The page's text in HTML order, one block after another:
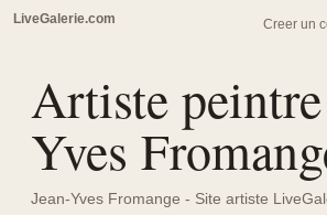
LiveGalerie.com Creer un
Artiste
Yves
Jean-Yves Fromange - Site artiste